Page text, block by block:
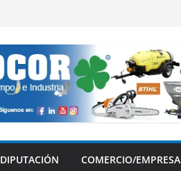
DIPUTACIÓN COMERCIO/EMPRESA